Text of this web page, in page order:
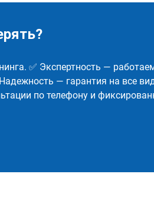
✅ Экспертность —
— гарантия на все
по телефону и